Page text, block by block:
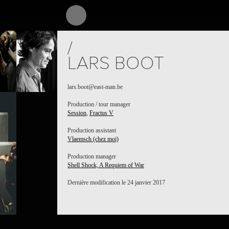
/
LARS BOOT
lars.boot@east-man.be
Production / tour manager
Session, Fractus V
Production assistant
Vlaemsch (chez moi)
Production manager
Shell Shock, A Requiem of War
Dernière modification le 24 janvier 2017